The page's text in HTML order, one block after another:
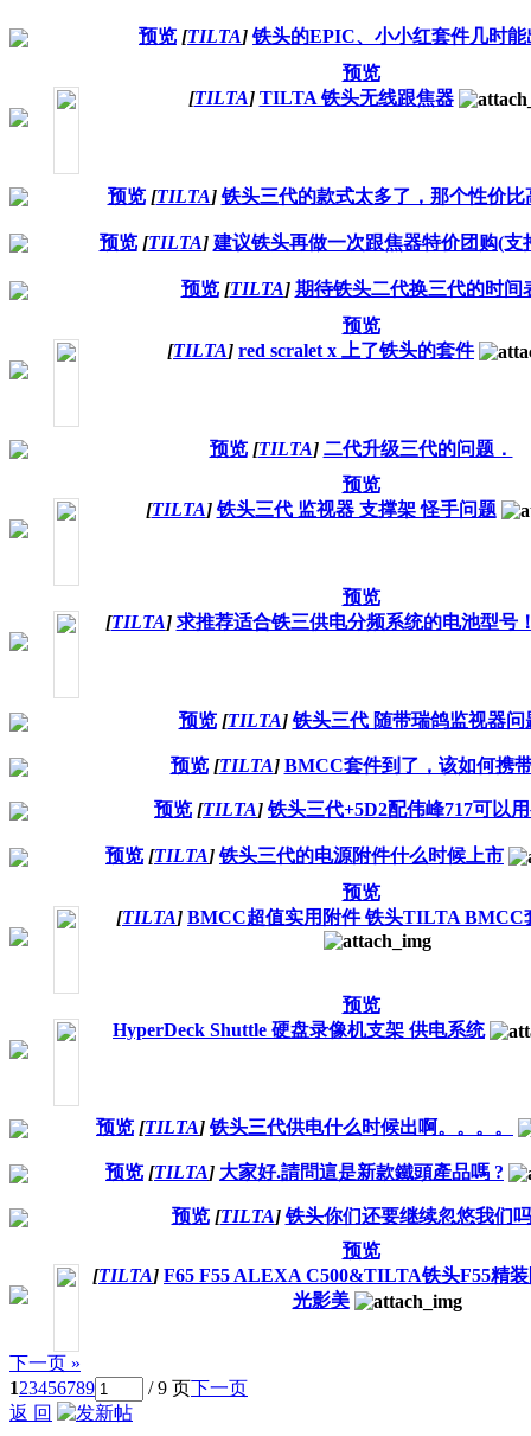
预览 [TILTA] 铁头的EPIC、小小红套件几时能
预览
[TILTA] TILTA 铁头无线跟焦器
预览 [TILTA] 铁头三代的款式太多了，那个性价比
预览 [TILTA] 建议铁头再做一次跟焦器特价团购(支
预览 [TILTA] 期待铁头二代换三代的时间
预览
[TILTA] red scralet x 上了铁头的套件
预览 [TILTA] 二代升级三代的问题．
预览
[TILTA] 铁头三代 监视器 支撑架 怪手问题
预览
[TILTA] 求推荐适合铁三供电分频系统的电池型号
预览 [TILTA] 铁头三代 随带瑞鸽监视器问
预览 [TILTA] BMCC套件到了，该如何携
预览 [TILTA] 铁头三代+5D2配伟峰717可以
预览 [TILTA] 铁头三代的电源附件什么时候上市
预览
[TILTA] BMCC超值实用附件 铁头TILTA BMCC
预览
HyperDeck Shuttle 硬盘录像机支架 供电系统
预览 [TILTA] 铁头三代供电什么时候出啊。。。。
预览 [TILTA] 大家好.請問這是新款鐵頭產品嗎 ?
预览 [TILTA] 铁头你们还要继续忽悠我们
预览
[TILTA] F65 F55 ALEXA C500&TILTA铁头F55精
光影美
下一页 »
123456789 / 9 页下一页
返 回